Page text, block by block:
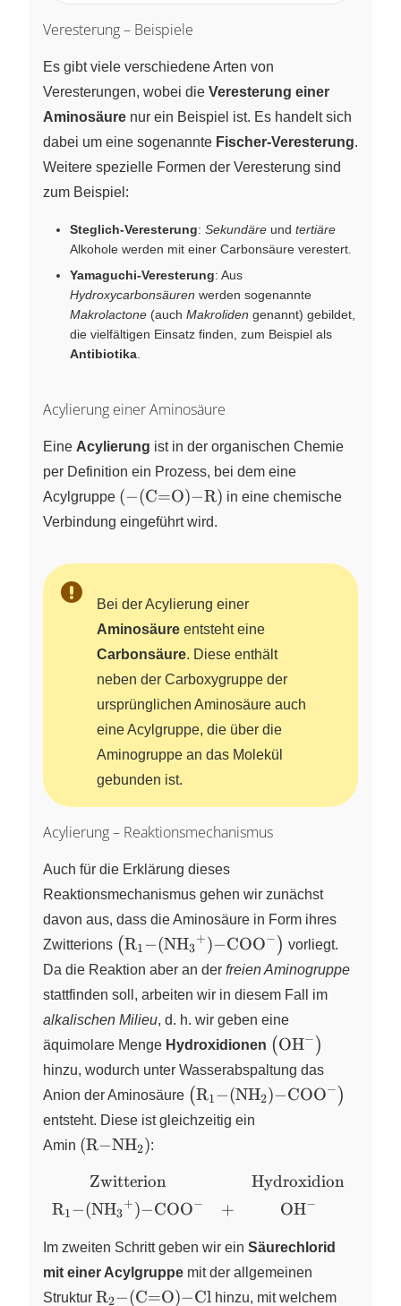
Veresterung – Beispiele
Es gibt viele verschiedene Arten von
Veresterungen, wobei die Veresterung einer
Aminosäure nur ein Beispiel ist. Es handelt sich
dabei um eine sogenannte Fischer-Veresterung.
Weitere spezielle Formen der Veresterung sind
zum Beispiel:
Steglich-Veresterung: Sekundäre und tertiäre
Alkohole werden mit einer Carbonsäure verestert.
Yamaguchi-Veresterung: Aus
Hydroxycarbonsäuren werden sogenannte
Makrolactone (auch Makroliden genannt) gebildet,
die vielfältigen Einsatz finden, zum Beispiel als
Antibiotika
Acylierung einer Aminosäure
Eine Acylierung ist in der organischen Chemie
per Definition ein Prozess, bei dem eine
Acylgruppe \left(
\ce{-
(C=O)-
(−(C=O)−R) in eine chemische
Verbindung eingeführt wird.
Bei der Acylierung einer
Aminosäure entsteht eine
Carbonsäure. Diese enthält
neben der Carboxygruppe der
ursprünglichen Aminosäure auch
eine Acylgruppe, die über die
Aminogruppe an das Molekül
gebunden ist.
Acylierung – Reaktionsmechanismus
Auch für die Erklärung dieses
Reaktionsmechanismus gehen wir zunächst
davon aus, dass die Aminosäure in Form ihres
Zwitterions \left( \ce{R1-(NH3^{+})-COO^{-}}
(RX
1−(NHX
3X
+)−COOX
− ) vorliegt.
Da die Reaktion aber an der freien Aminogruppe
stattfinden soll, arbeiten wir in diesem Fall im
alkalischen Milieu, d. h. wir geben eine
äquimolare Menge Hydroxidionen \left( \ce{OH^-}
(OHX
− )
hinzu, wodurch unter Wasserabspaltung das
Anion derAminosäure \left( \ce{R1-(NH2)-
(RX
1−(NHX
2)−COOX
− )
entsteht. Diese ist gleichzeitig ein
Amin \left( \ce{R-NH2} \right)
(R−NHX
2):
\begin{array}
{ccccccc}
\text{Zwitterion}
& &
\text{Hydroxidion}
& & \text{Anion
Zwitterion
RX
1−(NHX
3X
+)−COOX
− +
Hydroxidion
OHX
−
Im zweiten Schritt geben wir ein Säurechlorid
mit einer Acylgruppe mit der allgemeinen
Struktur \ce{R2-
RX
2−(C=O)−Cl hinzu, mit welchem